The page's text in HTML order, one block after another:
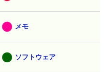
メモ
ソフトウェア